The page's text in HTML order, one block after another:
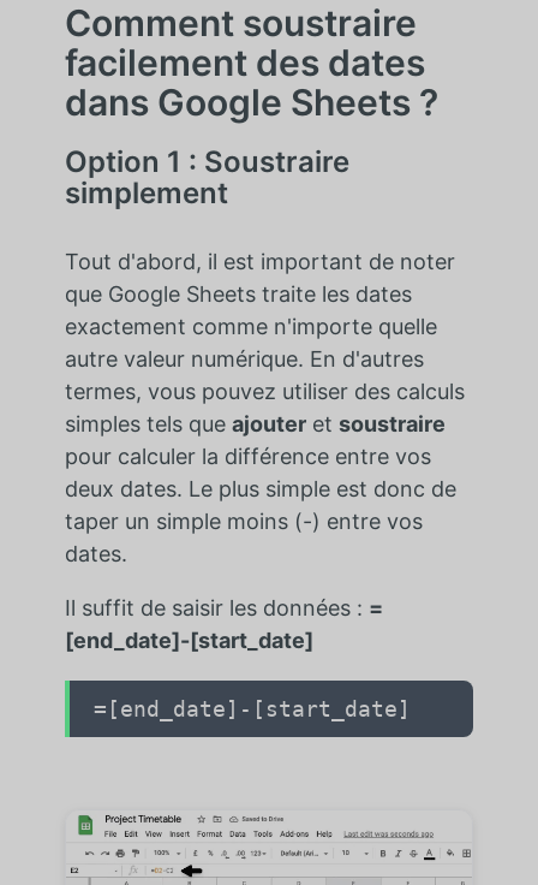
Comment soustraire
facilement des dates
dans Google Sheets ?
Option 1 : Soustraire
simplement
Tout d'abord, il est important de noter
que Google Sheets traite les dates
exactement comme n'importe quelle
autre valeur numérique. En d'autres
termes, vous pouvez utiliser des calculs
simples tels que ajouteret soustraire
pour calculer la différence entre vos
deux dates. Le plus simple est donc de
taper un simple moins (-) entre vos
dates.
Il suffit de saisir les données : =
[end_date]-[start_date]
=[end_date]-[start_date]